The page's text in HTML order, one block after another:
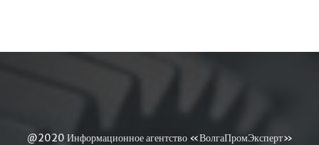
@2020 Информационное агентство «ВолгаПромЭксперт»